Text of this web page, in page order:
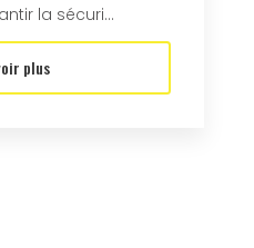
la sécuri...
plus